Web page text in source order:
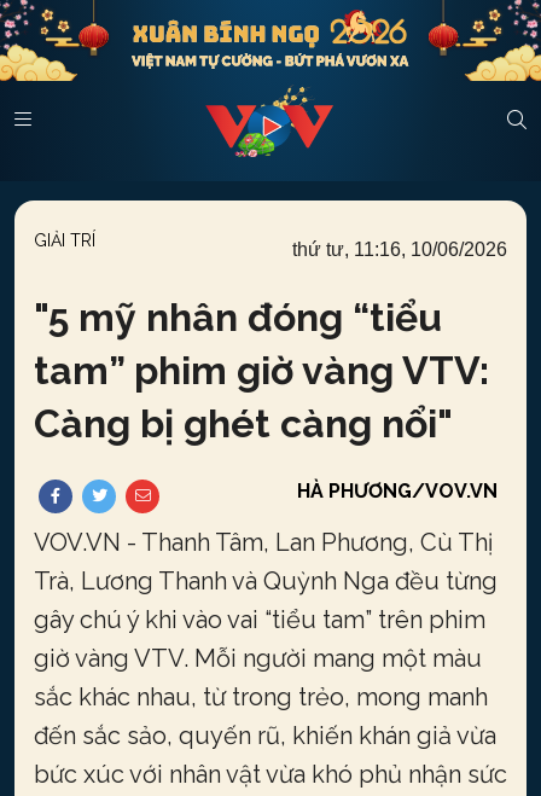
GIẢI TRÍ thứ tư, 11:16, 10/06/2026
"5 mỹ nhân đóng “tiểu
tam” phim giờ vàng VTV:
Càng bị ghét càng nổi"
HÀ PHƯƠNG/VOV.VN
VOV.VN - Thanh Tâm, Lan Phương, Cù Thị
Trà, Lương Thanh và Quỳnh Nga đều từng
gây chú ý khi vào vai “tiểu tam” trên phim
giờ vàng VTV. Mỗi người mang một màu
sắc khác nhau, từ trong trẻo, mong manh
đến sắc sảo, quyến rũ, khiến khán giả vừa
bức xúc với nhân vật vừa khó phủ nhận sức